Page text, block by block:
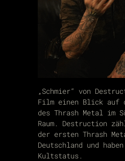
„Schmier“ von
Film einen Blick auf
des Thrash Metal im
Raum. Destruction
der ersten Thrash
Deutschland und
Kultstatus.